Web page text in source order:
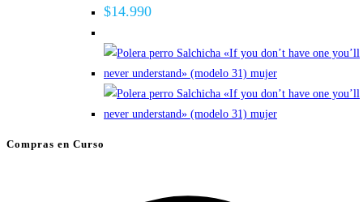
$14.990
Compras en Curso